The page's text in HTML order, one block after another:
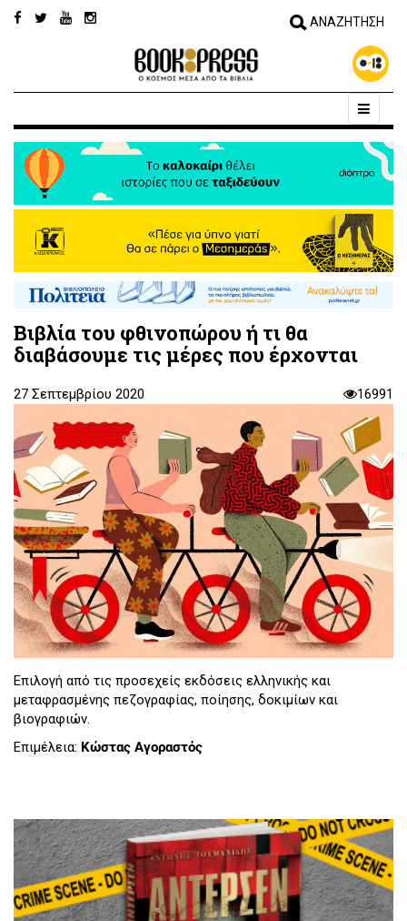
Βιβλία του φθινοπώρου ή τι θα
διαβάσουμε τις μέρες που έρχονται
27 Σεπτεμβρίου 2020 16991
Επιλογή από τις προσεχείς εκδόσεις ελληνικής και
μεταφρασμένης πεζογραφίας, ποίησης, δοκιμίων και
βιογραφιών.
Επιμέλεια: Κώστας Αγοραστός